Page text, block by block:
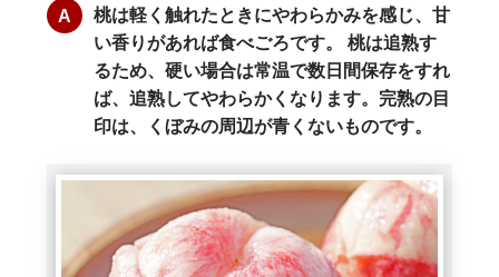
桃は軽く触れたときにやわらかみを感じ、甘
い香りがあれば食べごろです。 桃は追熟す
るため、硬い場合は常温で数日間保存をすれ
ば、追熟してやわらかくなります。完熟の目
印は、くぼみの周辺が青くないものです。